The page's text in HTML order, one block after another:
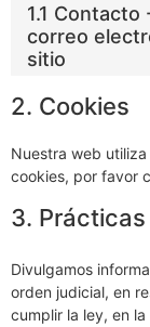
1.1
correo
sitio
2. Cookies
Nuestra web
cookies, por favor
3.
Divulgamos
orden judicial, en
cumplir la ley, en